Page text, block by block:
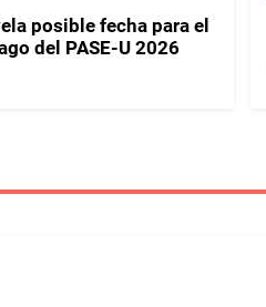
posible fecha para el
del PASE-U 2026